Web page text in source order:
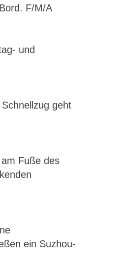
F/M/A
und
geht
Fuße des
ein Suzhou-